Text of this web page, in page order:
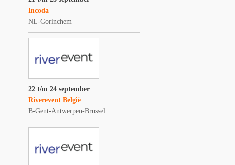
Incoda
NL-Gorinchem
22 t/m 24 september
Riverevent België
B-Gent-Antwerpen-Brussel